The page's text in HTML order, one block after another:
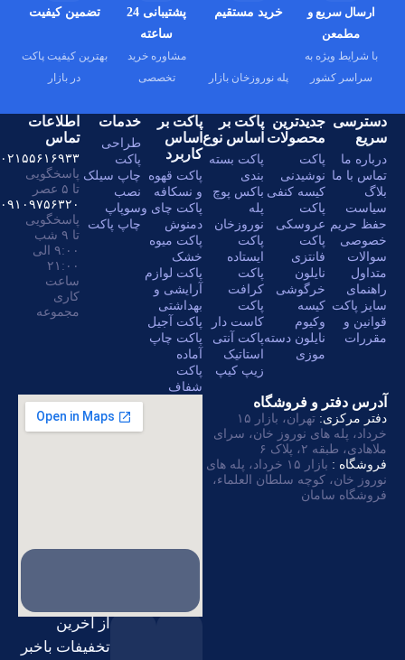
خرید مستقیم
پله نوروزخان بازار
پشتیبانی 24
تخصصی
تضمین کیفیت
بهترین کیفیت پاکت
در بازار
کنفی
دسته
پاکت بر
اساس نوع
پاکت بسته
بندی
باکس پوچ
پله
نوروزخان
پاکت
ایستاده
پاکت
کرافت
پاکت
کاست دار
پاکت آنتی
پاکت بر
اساس
پاکت قهوه
و نسکافه
پاکت چای و
دمنوش
پاکت میوه
خشک
پاکت لوازم
آرایشی و
بهداشتی
پاکت آجیل
پاکت چاپ
آماده
خدمات
طراحی
پاکت
چاپ سیلک
نصب
چاپ پاکت
اطلاعات
تماس
۰۲۱۵۵۶۱۶۹۳۳
پاسخگویی
تا ۵ عصر
۰۹۱۰۹۷۵۶۳۲۰
پاسخگویی
تا ۹ شب
۹:۰۰ الی
۲۱:۰۰
ساعت
کاری
مجموعه
تهران، بازار ۱۵
خان، سرای
بازار ۱۵ خرداد، پله های
سلطان العلماء،